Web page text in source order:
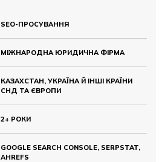
SEO-ПРОСУВАННЯ
МІЖНАРОДНА ЮРИДИЧНА ФІРМА
КАЗАХСТАН, УКРАЇНА Й ІНШІ КРАЇНИ
СНД ТА ЄВРОПИ
2+ РОКИ
GOOGLE SEARCH CONSOLE, SERPSTAT,
AHREFS